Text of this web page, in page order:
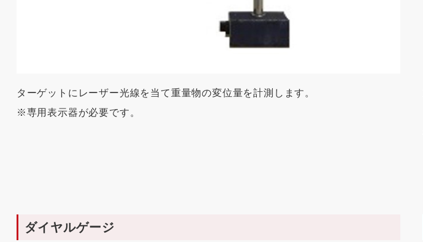
ターゲットにレーザー光線を当て重量物の変位量を計測します。
※専用表示器が必要です。
ダイヤルゲージ